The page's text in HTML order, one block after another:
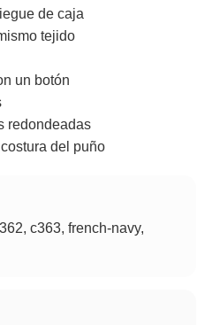
de caja
tejido
un botón
redondeadas
del puño
c363, french-navy,